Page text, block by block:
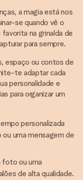
a magia está nos
se quando vê o
na grinalda de
para sempre.
espaço ou contos de
te adaptar cada
personalidade e
para organizar um
personalizada
uma mensagem de
foto ou uma
de alta qualidade.